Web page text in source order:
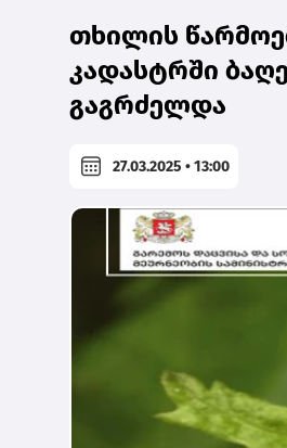
თხილის
კადასტრში
გაგრძელდა
27.03.2025 • 13:00